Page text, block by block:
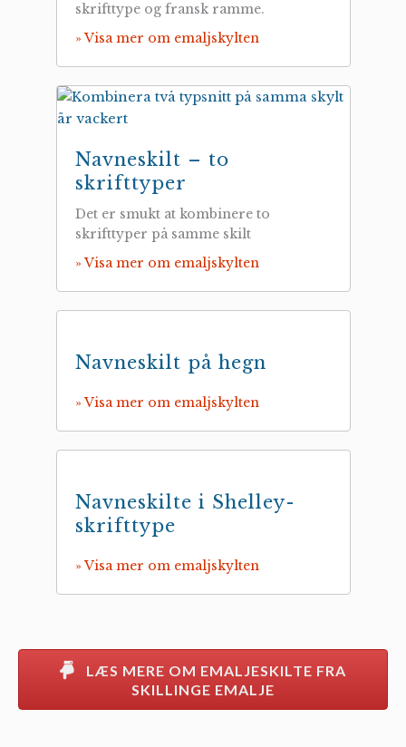
skrifttype og fransk ramme.
» Visa mer om emaljskylten
Navneskilt – to
skrifttyper
Det er smukt at kombinere to
skrifttyper på samme skilt
» Visa mer om emaljskylten
Navneskilt på hegn
» Visa mer om emaljskylten
Navneskilte i Shelley-
skrifttype
» Visa mer om emaljskylten
LÆS MERE OM EMALJESKILTE FRA
SKILLINGE EMALJE